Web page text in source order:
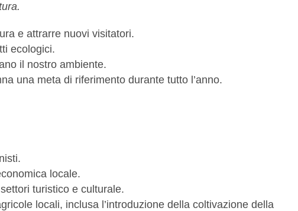
e attrarre nuovi visitatori.
ecologici.
il nostro ambiente.
una meta di riferimento durante tutto l’anno.
locale.
turistico e culturale.
locali, inclusa l’introduzione della coltivazione della